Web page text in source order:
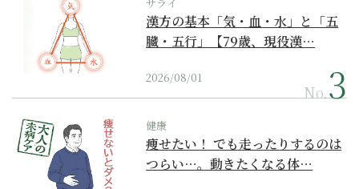
漢方の基本「気・血・水」と「五
臓・五行」【79歳、現役漢…
2026/08/01
No.
健康
痩せたい！ でも走ったりするのは
つらい…。動きたくなる体…